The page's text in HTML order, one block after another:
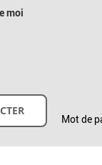
moi
Mot de